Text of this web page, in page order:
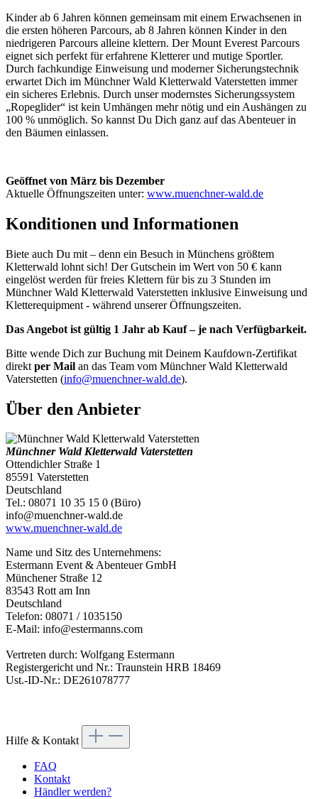
Kinder ab 6 Jahren können gemeinsam mit einem Erwachsenen in
die ersten höheren Parcours, ab 8 Jahren können Kinder in den
niedrigeren Parcours alleine klettern. Der Mount Everest Parcours
eignet sich perfekt für erfahrene Kletterer und mutige Sportler.
Durch fachkundige Einweisung und moderner Sicherungstechnik
erwartet Dich im Münchner Wald Kletterwald Vaterstetten immer
ein sicheres Erlebnis. Durch unser modernstes Sicherungssystem
„Ropeglider“ ist kein Umhängen mehr nötig und ein Aushängen zu
100 % unmöglich. So kannst Du Dich ganz auf das Abenteuer in
den Bäumen einlassen.
Geöffnet von März bis Dezember
Aktuelle Öffnungszeiten unter: www.muenchner-wald.de
Konditionen und Informationen
Biete auch Du mit – denn ein Besuch in Münchens größtem
Kletterwald lohnt sich! Der Gutschein im Wert von 50 € kann
eingelöst werden für freies Klettern für bis zu 3 Stunden im
Münchner Wald Kletterwald Vaterstetten inklusive Einweisung und
Kletterequipment - während unserer Öffnungszeiten.
Das Angebot ist gültig 1 Jahr ab Kauf – je nach Verfügbarkeit.
Bitte wende Dich zur Buchung mit Deinem Kaufdown-Zertifikat
direkt per Mail an das Team vom Münchner Wald Kletterwald
Vaterstetten (info@muenchner-wald.de).
Über den Anbieter
Münchner Wald Kletterwald Vaterstetten
Ottendichler Straße 1
85591 Vaterstetten
Deutschland
Tel.: 08071 10 35 15 0 (Büro)
info@muenchner-wald.de
www.muenchner-wald.de
Name und Sitz des Unternehmens:
Estermann Event & Abenteuer GmbH
Münchener Straße 12
83543 Rott am Inn
Deutschland
Telefon: 08071 / 1035150
E-Mail: info@estermanns.com
Vertreten durch: Wolfgang Estermann
Registergericht und Nr.: Traunstein HRB 18469
Ust.-ID-Nr.: DE261078777
Hilfe & Kontakt
FAQ
Kontakt
Händler werden?